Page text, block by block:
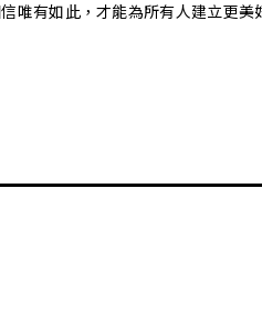
唯有如此，才能為所有人建立更美